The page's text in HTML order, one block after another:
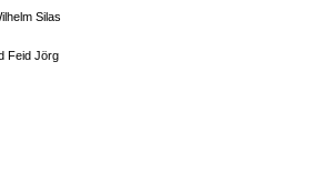
Silas
Feid Jörg